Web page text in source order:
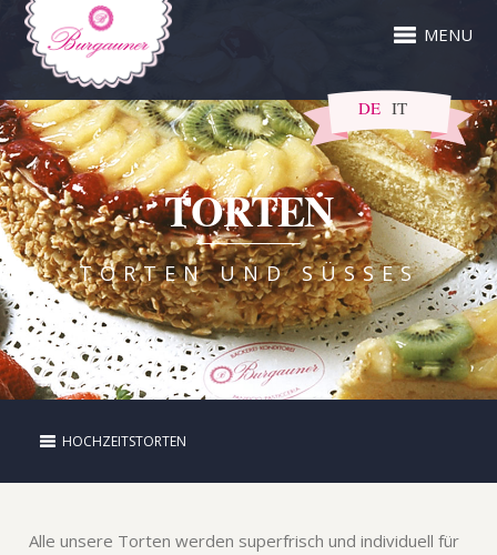
MENU
DE IT
TORTEN
TORTEN UND SÜSSES
HOCHZEITSTORTEN
Alle unsere Torten werden superfrisch und individuell für